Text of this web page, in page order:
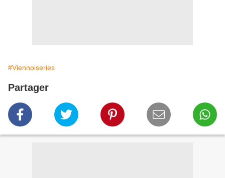
#Viennoiseries
Partager